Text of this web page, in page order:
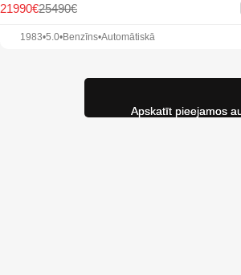
25490€
21990€
1983•5.0•Benzīns•Automātiskā